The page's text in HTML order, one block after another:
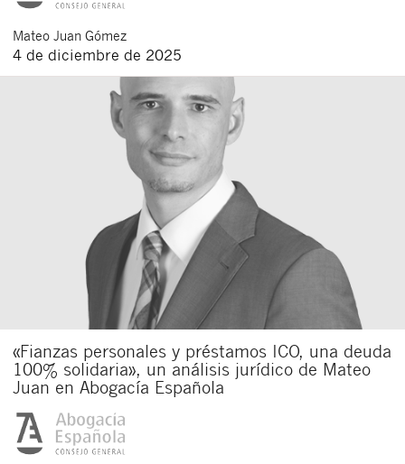
Mateo Juan Gómez
4 de diciembre de 2025
«Fianzas personales y préstamos ICO, una deuda
100% solidaria», un análisis jurídico de Mateo
Juan en Abogacía Española